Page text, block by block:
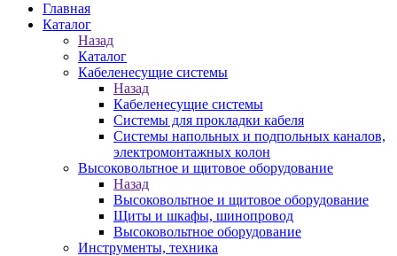
Главная
Каталог
Назад
Каталог
Кабеленесущие системы
Назад
Кабеленесущие системы
Системы для прокладки кабеля
Системы напольных и подпольных каналов,
электромонтажных колон
Высоковольтное и щитовое оборудование
Назад
Высоковольтное и щитовое оборудование
Щиты и шкафы, шинопровод
Высоковольтное оборудование
Инструменты, техника